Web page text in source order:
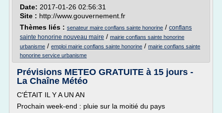
Date: 2017-01-26 02:56:31
Site : http://www.gouvernement.fr
Thèmes liés : senateur maire conflans sainte honorine / conflans
sainte honorine nouveau maire / mairie conflans sainte honorine
urbanisme / emploi mairie conflans sainte honorine / mairie conflans sainte
honorine service urbanisme
Prévisions METEO GRATUITE à 15 jours -
La Chaîne Météo
C'ÉTAIT IL Y A UN AN
Prochain week-end : pluie sur la moitié du pays